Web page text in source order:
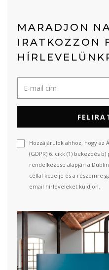
MARADJON
IRATKOZZON
Hozzájárulok ahhoz, hogy az
(GDPR) 6. cikk (1) bekezdés
rendelkezése alapján a
céllal kezelje és a részemre
email hírleveleket küldjön.